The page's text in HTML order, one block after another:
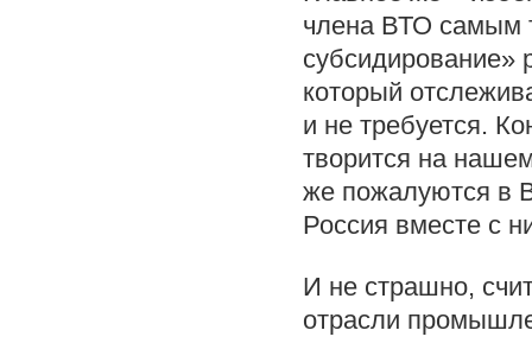
члена ВТО самым
субсидирование»
который
и не требуется.
творится на
же пожалуются в
Россия вместе с
И не страшно,
отрасли